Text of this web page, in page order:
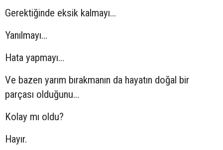
Gerektiğinde eksik kalmayı…
Yanılmayı…
Hata yapmayı…
Ve bazen yarım bırakmanın da hayatın doğal bir
parçası olduğunu…
Kolay mı oldu?
Hayır.